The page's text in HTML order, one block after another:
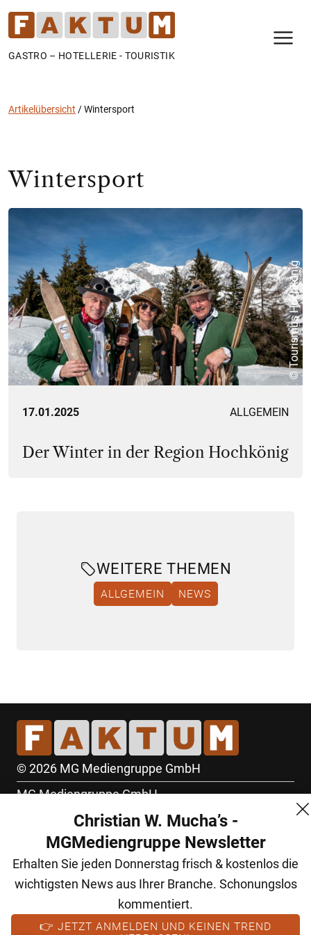
GASTRO – HOTELLERIE - TOURISTIK
Artikelübersicht /Wintersport
Wintersport
© Tourismus Hochkönig
17.01.2025 ALLGEMEIN
Der Winter in der Region Hochkönig
WEITERE THEMEN
ALLGEMEIN NEWS
© 2026 MG Mediengruppe GmbH
MG Mediengruppe GmbH
Burgring 1/7
1010 Wien
+43 (1) 522 14 14
office@mgmedien.at
Kontakt
Christian W. Mucha’s -
MGMediengruppe Newsletter
Erhalten Sie jeden Donnerstag frisch & kostenlos die
wichtigsten News aus Ihrer Branche. Schonungslos
kommentiert.
👉 JETZT ANMELDEN UND KEINEN TREND